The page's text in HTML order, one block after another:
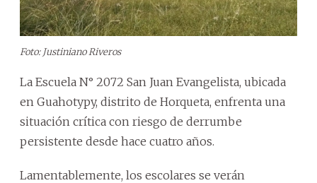
Foto: Justiniano Riveros
La Escuela N° 2072 San Juan Evangelista, ubicada
en Guahotypy, distrito de Horqueta, enfrenta una
situación crítica con riesgo de derrumbe
persistente desde hace cuatro años.
Lamentablemente, los escolares se verán